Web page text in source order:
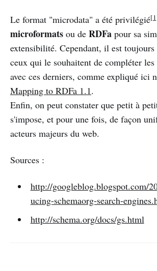
Le format "microdata" a été privilégié
microformats ou de RDFa pour sa
extensibilité. Cependant, il est
ceux qui le souhaitent de compléter
avec ces derniers, comme expliqué ici
Mapping to RDFa 1.1.
Enfin, on peut constater que petit à
s'impose, et pour une fois, de façon
acteurs majeurs du web.
Sources :
http://googleblog.blogspot.com/
ucing-schemaorg-search-
http://schema.org/docs/gs.html